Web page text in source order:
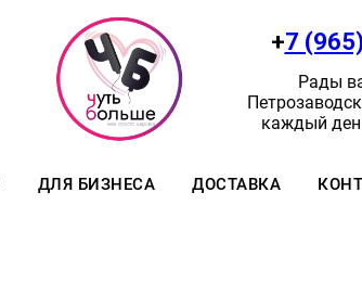
+7
Рады
каждый
ДЛЯ БИЗНЕСА ДОСТАВКА